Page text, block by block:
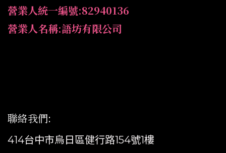
營業人統一編號:82940136
營業人名稱:語坊有限公司
聯絡我們:
414台中市烏日區健行路154號1樓